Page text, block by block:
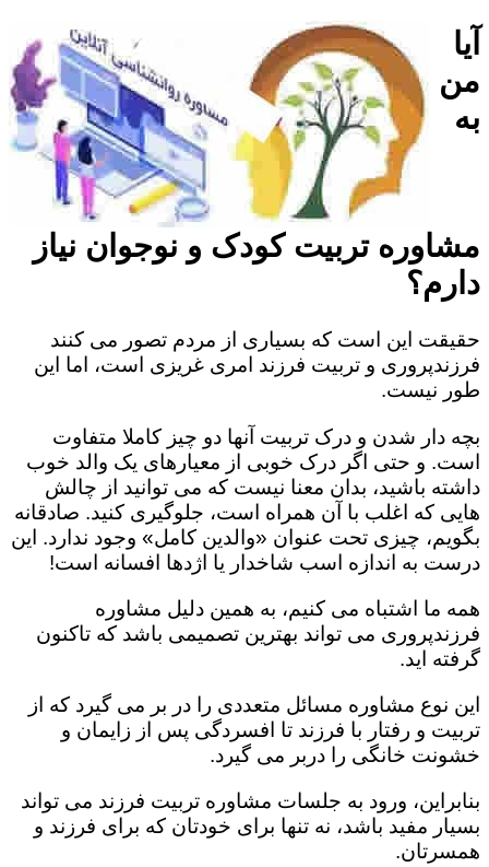
آیا
من
به
مشاوره تربیت کودک و نوجوان نیاز
دارم؟
حقیقت این است که بسیاری از مردم تصور می کنند
فرزندپروری و تربیت فرزند امری غریزی است، اما این
طور نیست.
بچه دار شدن و درک تربیت آنها دو چیز کاملا متفاوت
است. و حتی اگر درک خوبی از معیارهای یک والد خوب
داشته باشید، بدان معنا نیست که می توانید از چالش
هایی که اغلب با آن همراه است، جلوگیری کنید. صادقانه
بگویم، چیزی تحت عنوان «والدین کامل» وجود ندارد. این
درست به اندازه اسب شاخدار یا اژدها افسانه است!
همه ما اشتباه می کنیم، به همین دلیل مشاوره
فرزندپروری می تواند بهترین تصمیمی باشد که تاکنون
گرفته اید.
این نوع مشاوره مسائل متعددی را در بر می گیرد که از
تربیت و رفتار با فرزند تا افسردگی پس از زایمان و
خشونت خانگی را دربر می گیرد.
بنابراین، ورود به جلسات مشاوره تربیت فرزند می تواند
بسیار مفید باشد، نه تنها برای خودتان که برای فرزند و
همسرتان.